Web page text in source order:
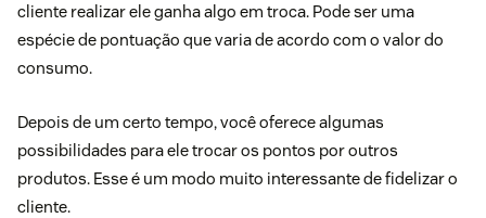
cliente realizar ele ganha algo em troca. Pode ser uma
espécie de pontuação que varia de acordo com o valor do
consumo.
Depois de um certo tempo, você oferece algumas
possibilidades para ele trocar os pontos por outros
produtos. Esse é um modo muito interessante de fidelizar o
cliente.